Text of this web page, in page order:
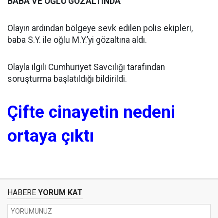
Olayın ardından bölgeye sevk edilen polis ekipleri,
baba S.Y. ile oğlu M.Y.’yi gözaltına aldı.
Olayla ilgili Cumhuriyet Savcılığı tarafından
soruşturma başlatıldığı bildirildi.
Çifte cinayetin nedeni
ortaya çıktı
HABERE YORUM KAT